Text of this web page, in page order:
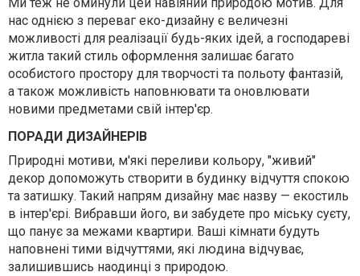
нас однією з переваг еко-дизайну є величезні
можливості для реалізації будь-яких ідей, а господареві
житла такий стиль оформлення залишає багато
особистого простору для творчості та польоту фантазій,
а також можливість наповнювати та оновлювати
новими предметами свій інтер'єр.
ПОРАДИ ДИЗАЙНЕРІВ
Природні мотиви, м'які переливи кольору, "живий"
декор допоможуть створити в будинку відчуття спокою
та затишку. Такий напрям дизайну має назву — екостиль
в інтер'єрі. Вибравши його, ви забудете про міську суєту,
що панує за межами квартири. Ваші кімнати будуть
наповнені тими відчуттями, які людина відчуває,
залишившись наодинці з природою.